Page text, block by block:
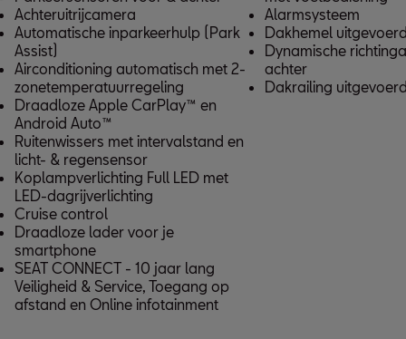
Achteruitrijcamera
Automatische inparkeerhulp (Park
Assist)
Airconditioning automatisch met 2-
zonetemperatuurregeling
Draadloze Apple CarPlay™ en
Android Auto™
Ruitenwissers met intervalstand en
licht- & regensensor
Koplampverlichting Full LED met
LED-dagrijverlichting
Cruise control
Draadloze lader voor je
smartphone
SEAT CONNECT - 10 jaar lang
Veiligheid & Service, Toegang op
afstand en Online infotainment
Alarmsysteem
Dakhemel
Dynamische
achter
Dakrailing